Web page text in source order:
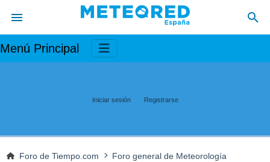
Menú Principal
Iniciar sesión Registrarse
Foro de Tiempo.com
Foro general de Meteorología